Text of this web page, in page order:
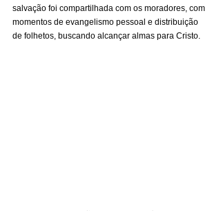
salvação foi compartilhada com os moradores, com
momentos de evangelismo pessoal e distribuição
de folhetos, buscando alcançar almas para Cristo.